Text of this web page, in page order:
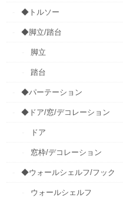
◆トルソー
◆脚立/踏台
脚立
踏台
◆パーテーション
◆ドア/窓/デコレーション
ドア
窓枠/デコレーション
◆ウォールシェルフ/フック
ウォールシェルフ